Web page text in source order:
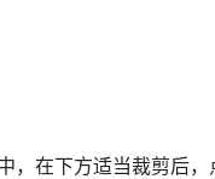
，在下方适当裁剪后，